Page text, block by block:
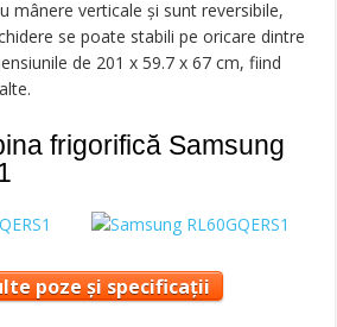
mânere verticale și sunt reversibile,
se poate stabili pe oricare dintre
de 201 x 59.7 x 67 cm, fiind
frigorifică Samsung
poze și specificații